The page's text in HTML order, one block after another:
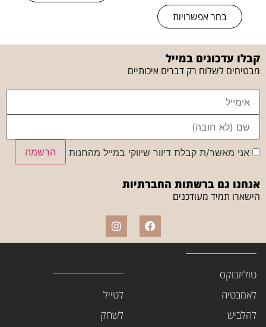
בחר אפשרויות
קבלו עדכונים במייל
מבטיחים לשלוח רק דברים איכותיים
אני מאשר/ת קבלת דיוור שיווקי במייל מהחנות הרשמה
אנחנו גם ברשתות החברתיות
הישארו תמיד מעודכנים
טוליזבוקס
לאמבטיה
להלביש
לטייל
לשחק